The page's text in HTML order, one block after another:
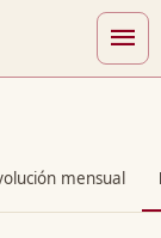
menu
mensual